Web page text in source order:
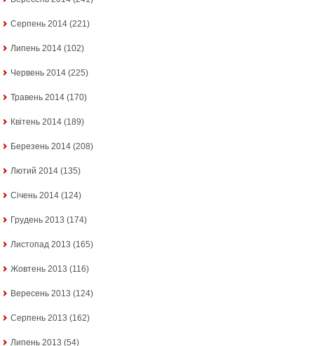
Серпень 2014 (221)
Липень 2014 (102)
Червень 2014 (225)
Травень 2014 (170)
Квітень 2014 (189)
Березень 2014 (208)
Лютий 2014 (135)
Січень 2014 (124)
Грудень 2013 (174)
Листопад 2013 (165)
Жовтень 2013 (116)
Вересень 2013 (124)
Серпень 2013 (162)
Липень 2013 (54)